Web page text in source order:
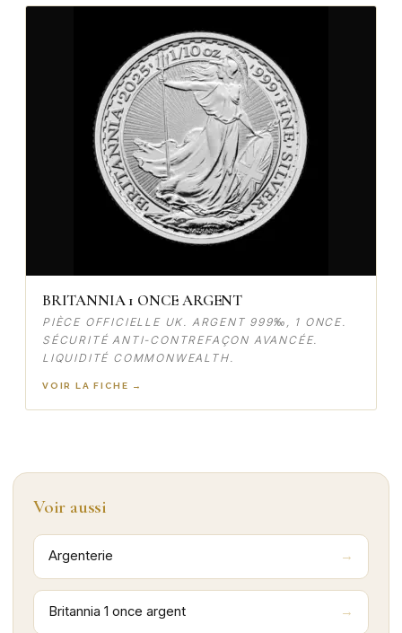
BRITANNIA 1 ONCE ARGENT
PIÈCE OFFICIELLE UK. ARGENT 999‰, 1 ONCE.
SÉCURITÉ ANTI-CONTREFAÇON AVANCÉE.
LIQUIDITÉ COMMONWEALTH.
VOIR LA FICHE →
Voir aussi
Argenterie
Britannia 1 once argent